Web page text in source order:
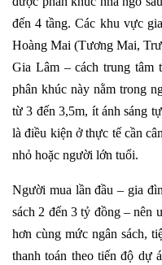
đến 4 tầng. Các khu vực
Hoàng Mai (Tương Mai,
Gia Lâm – cách trung tâm
phân khúc này nằm trong
từ 3 đến 3,5m, ít ánh sáng
là điều kiện ở thực tế cần
nhỏ hoặc người lớn tuổi.
Người mua lần đầu – gia
sách 2 đến 3 tỷ đồng – nên
hơn cùng mức ngân sách,
thanh toán theo tiến độ dự